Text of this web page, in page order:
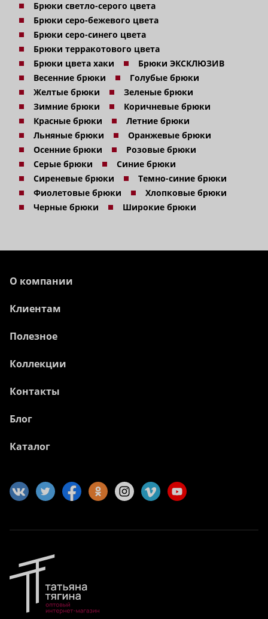
Брюки светло-серого цвета
Брюки серо-бежевого цвета
Брюки серо-синего цвета
Брюки терракотового цвета
Брюки цвета хаки
Брюки ЭКСКЛЮЗИВ
Весенние брюки
Голубые брюки
Желтые брюки
Зеленые брюки
Зимние брюки
Коричневые брюки
Красные брюки
Летние брюки
Льняные брюки
Оранжевые брюки
Осенние брюки
Розовые брюки
Серые брюки
Синие брюки
Сиреневые брюки
Темно-синие брюки
Фиолетовые брюки
Хлопковые брюки
Черные брюки
Широкие брюки
О компании
Клиентам
Полезное
Коллекции
Контакты
Блог
Каталог